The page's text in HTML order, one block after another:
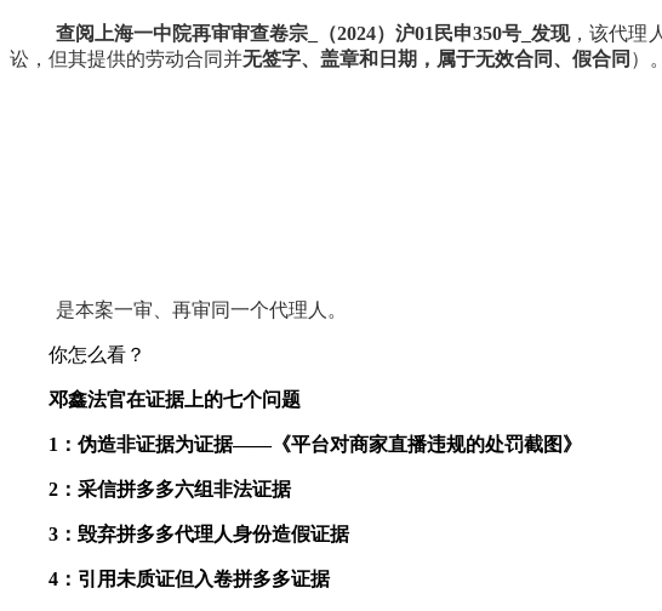
查阅上海一中院再审审查卷宗 （2024）沪01 民申350号 _发现，该代理人
讼，但其提供的劳动合同并无签字、盖章和日期，属于无效合同、假合同 ）。
是本案一审、再审同一个代理人。
你怎么看？
邓鑫法官在证据上的七个问题
1 ：伪造非证据为证据——《平台对商家直播违规的处罚截图》
2 ： 采信拼多多六组非法证据
3 ：毁弃拼多多代理人身份造假证据
4 ：引用未质证但入卷拼多多证据